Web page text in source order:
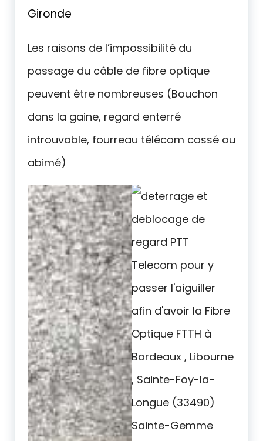
Gironde
Les raisons de l’impossibilité du
passage du câble de fibre optique
peuvent être nombreuses (Bouchon
dans la gaine, regard enterré
introuvable, fourreau télécom cassé ou
abimé)